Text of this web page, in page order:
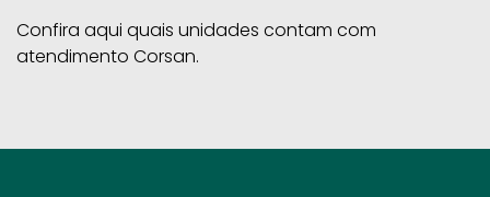
Confira aqui quais unidades contam com
atendimento Corsan.